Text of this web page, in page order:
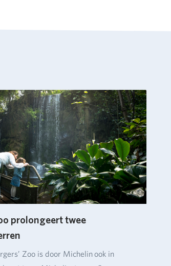
prolongeert twee
Zoo is door Michelin ook in